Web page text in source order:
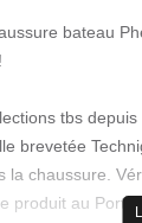
bateau
tbs
brevetée
la chaussure.
produit au